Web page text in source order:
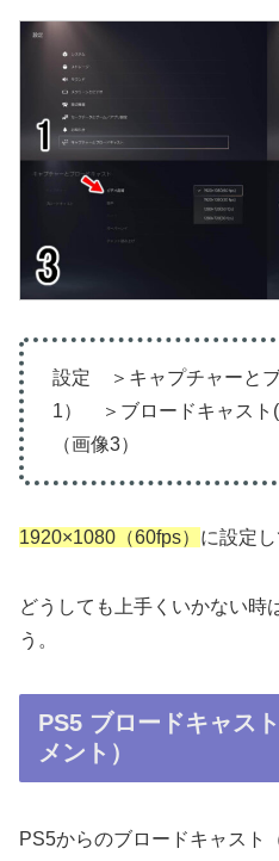
設定 ＞キャプチャーと
1） ＞ブロードキャス
（画像3）
1920×1080（60fps） に設定し
どうしても上手くいかない時
う。
PS5 ブロードキャス
メント）
PS5からのブロードキャスト